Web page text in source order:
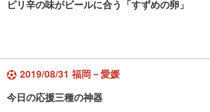
ピリ辛の味がビールに合う「すずめの卵」
2019/08/31 福岡－愛媛
今日の応援三種の神器